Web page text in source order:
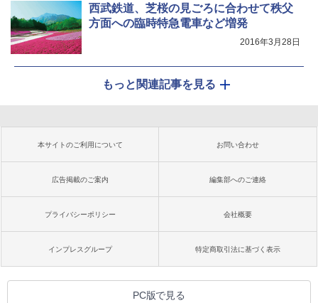
西武鉄道、芝桜の見ごろに合わせて秩父
方面への臨時特急電車など増発
2016年3月28日
もっと関連記事を見る
本サイトのご利用について お問い合わせ
広告掲載のご案内 編集部へのご連絡
プライバシーポリシー 会社概要
インプレスグループ 特定商取引法に基づく表示
PC版で見る